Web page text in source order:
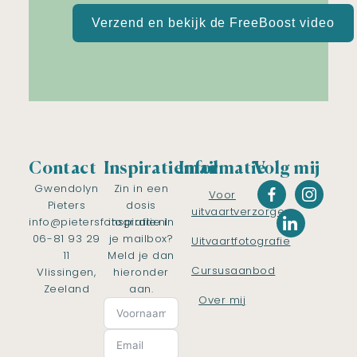
Verzend en bekijk de FreeBoost video
Contact
Gwendolyn
Pieters
info@pietersfotografie.nl
06-81 93 29
11
Vlissingen,
Zeeland
Inspiratiemail
Zin in een
dosis
inspiratie in
je mailbox?
Meld je dan
hieronder
aan.
Informatie
Voor
uitvaartverzorgers
Uitvaartfotografie
Cursusaanbod
Over mij
Volg mij